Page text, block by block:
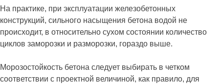
На практике, при эксплуатации железобетонных
конструкций, сильного насыщения бетона водой не
происходит, в относительно сухом состоянии количество
циклов заморозки и разморозки, гораздо выше.
Морозостойкость бетона следует выбирать в четком
соответствии с проектной величиной, как правило, для